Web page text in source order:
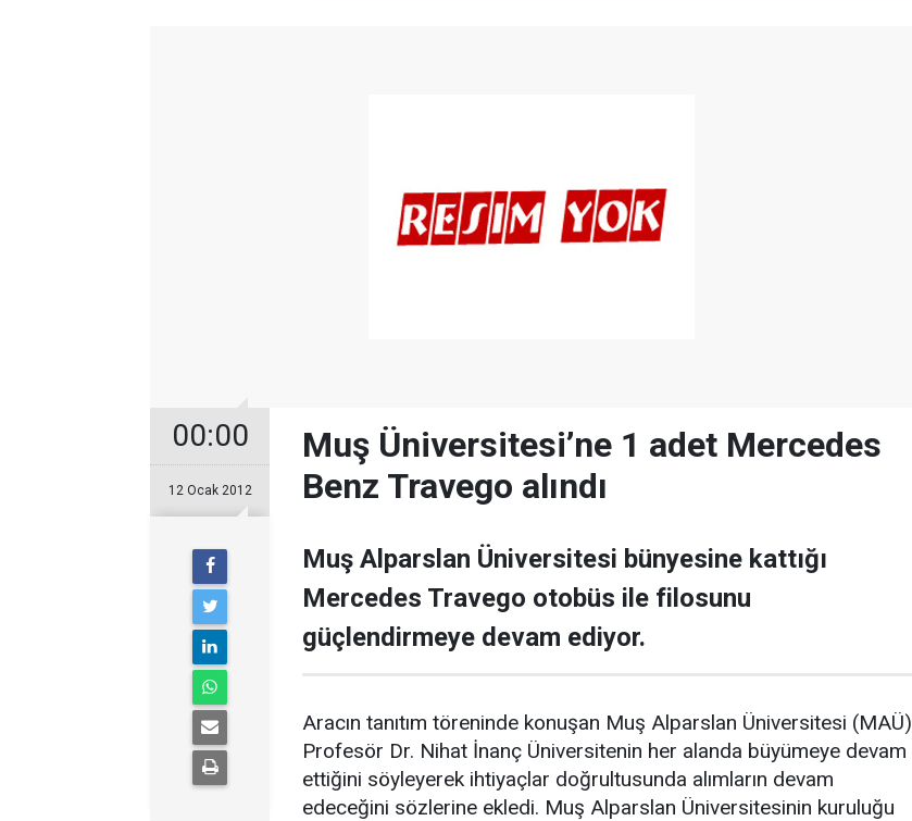
00:00
12 Ocak 2012
Muş Üniversitesi’ne 1 adet Mercedes
Benz Travego alındı
Muş Alparslan Üniversitesi bünyesine kattığı
Mercedes Travego otobüs ile filosunu
güçlendirmeye devam ediyor.
Aracın tanıtım töreninde konuşan Muş Alparslan Üniversitesi (MAÜ)
Profesör Dr. Nihat İnanç Üniversitenin her alanda büyümeye devam
ettiğini söyleyerek ihtiyaçlar doğrultusunda alımların devam
edeceğini sözlerine ekledi. Muş Alparslan Üniversitesinin kuruluğu